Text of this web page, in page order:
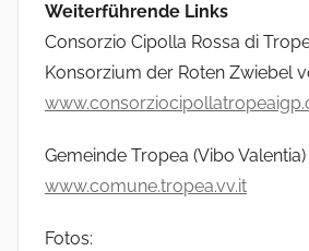
Weiterführende Links
Consorzio Cipolla Rossa di
Konsorzium der Roten Zwiebel
Gemeinde Tropea (Vibo Valentia)
www.comune.tropea.vv.it
Fotos: